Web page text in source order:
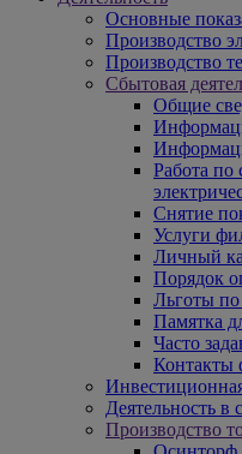
Основные
Производство
Производство
Сбытовая
Общие
Работа по
Снятие
Услуги
Личный
Порядок
Льготы по
Памятка
Часто
Контакты
Деятельность в
Производство